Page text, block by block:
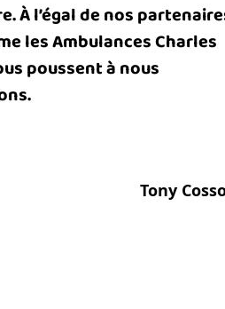
À l’égal de nos
les Ambulances Charles
poussent à nous
Tony